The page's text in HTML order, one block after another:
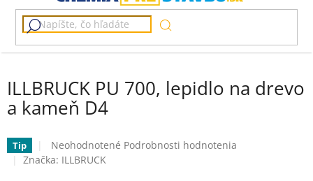
ILLBRUCK PU 700, lepidlo na drevo
a kameň D4
Tip
Priemerné
hodnotenie
Neohodnotené Podrobnosti hodnotenia
Značka: ILLBRUCK